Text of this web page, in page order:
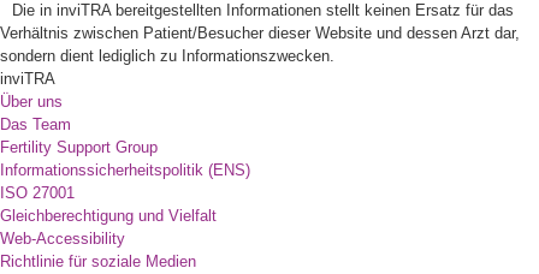
Die in inviTRA bereitgestellten Informationen stellt keinen Ersatz für das
Verhältnis zwischen Patient/Besucher dieser Website und dessen Arzt dar,
sondern dient lediglich zu Informationszwecken.
inviTRA
Über uns
Das Team
Fertility Support Group
Informationssicherheitspolitik (ENS)
ISO 27001
Gleichberechtigung und Vielfalt
Web-Accessibility
Richtlinie für soziale Medien